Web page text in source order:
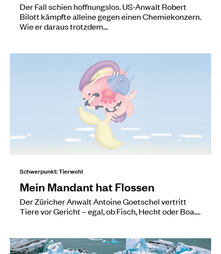
Der Fall schien hoffnungslos. US-Anwalt Robert
Bilott kämpfte alleine gegen einen Chemiekonzern.
Wie er daraus trotzdem…
Schwerpunkt: Tierwohl
Mein Mandant hat Flossen
Der Züricher Anwalt Antoine Goetschel vertritt
Tiere vor Gericht – egal, ob Fisch, Hecht oder Boa.…